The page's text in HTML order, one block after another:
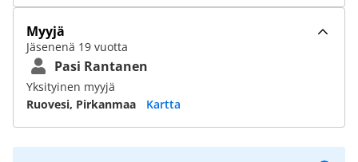
Myyjä
Jäsenenä 19 vuotta
Pasi Rantanen
Yksityinen myyjä
Ruovesi, Pirkanmaa
Kartta